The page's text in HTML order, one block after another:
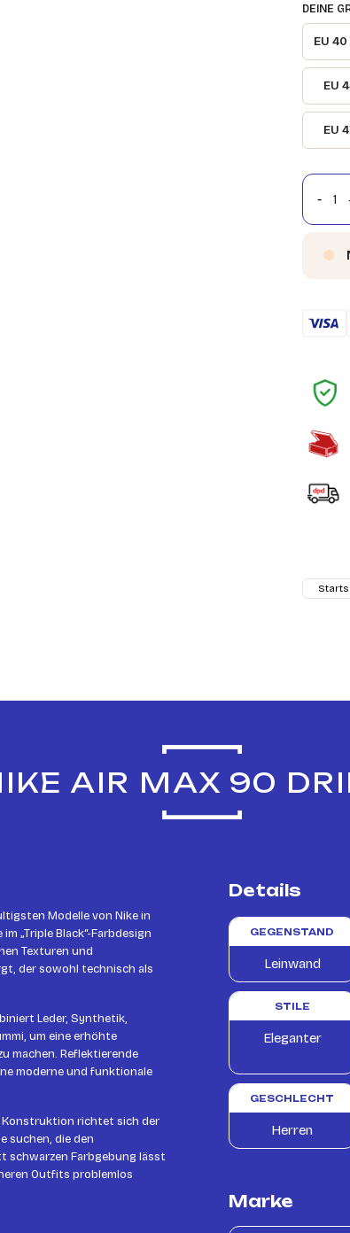
DEINE
EU 40
EU
EU
AIR MAX 90
Modelle von Nike in
„Triple Black“-Farbdesign
Texturen und
der sowohl technisch als
Leder, Synthetik,
um eine erhöhte
machen. Reflektierende
moderne und funktionale
richtet sich der
suchen, die den
schwarzen Farbgebung lässt
Outfits problemlos
Details
GEGENSTAND
Leinwand
STILE
Eleganter
GESCHLECHT
Herren
Marke